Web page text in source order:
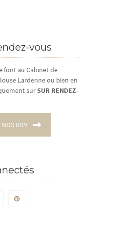
vous
font au Cabinet de
Lardenne ou bien en
sur SUR RENDEZ-
RDV